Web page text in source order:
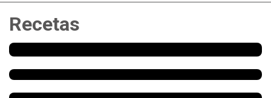
Recetas